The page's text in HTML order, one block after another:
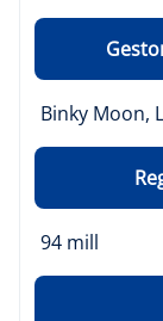
Binky Moon,
94 mill